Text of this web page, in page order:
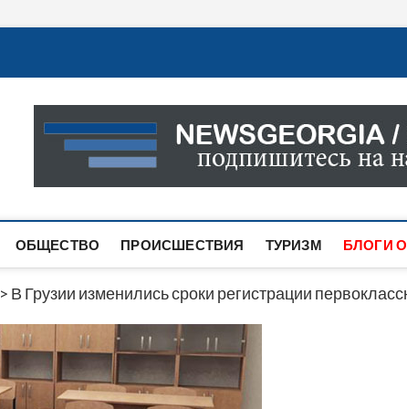
Новости Грузии
САМАЯ АКТУАЛЬНАЯ ИНФОРМАЦИЯ О СОБЫТИЯХ
САЙТЕ ВЫ НАЙДЕТЕ НОВОСТИ ПОЛИТИКИ,
ОБЩЕСТВО ПРОИСШЕСТВИЯ ТУРИЗМ БЛОГИ
> В Грузии изменились сроки регистрации